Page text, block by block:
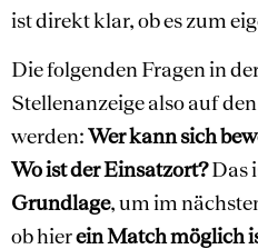
ist direkt klar, ob es zum
Die folgenden Fragen in
Stellenanzeige also auf
werden:Wer kann sich
Wo ist der Einsatzort?Das
Grundlage, um im
ob hierein Match möglich